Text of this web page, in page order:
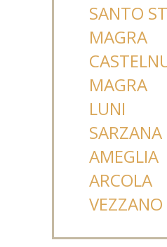
SANTO
MAGRA
MAGRA
LUNI
SARZANA
AMEGLIA
ARCOLA
VEZZANO